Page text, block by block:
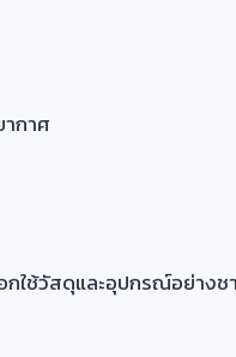
กาศ
ใช้วัสดุและอุปกรณ์อย่า